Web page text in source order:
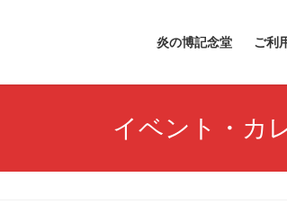
炎の博記念堂 ご利
イベント・カ